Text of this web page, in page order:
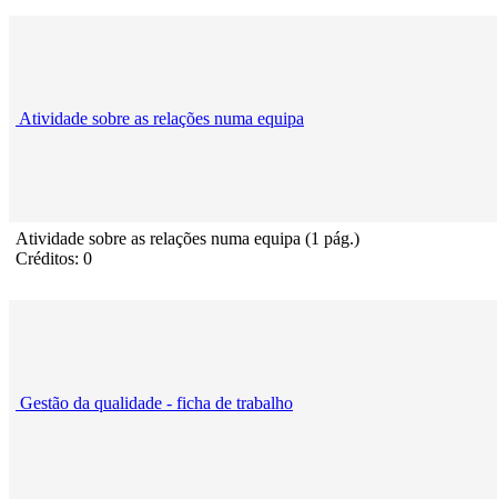
Atividade sobre as relações numa equipa
Atividade sobre as relações numa equipa (1 pág.)
Créditos: 0
Gestão da qualidade - ficha de trabalho